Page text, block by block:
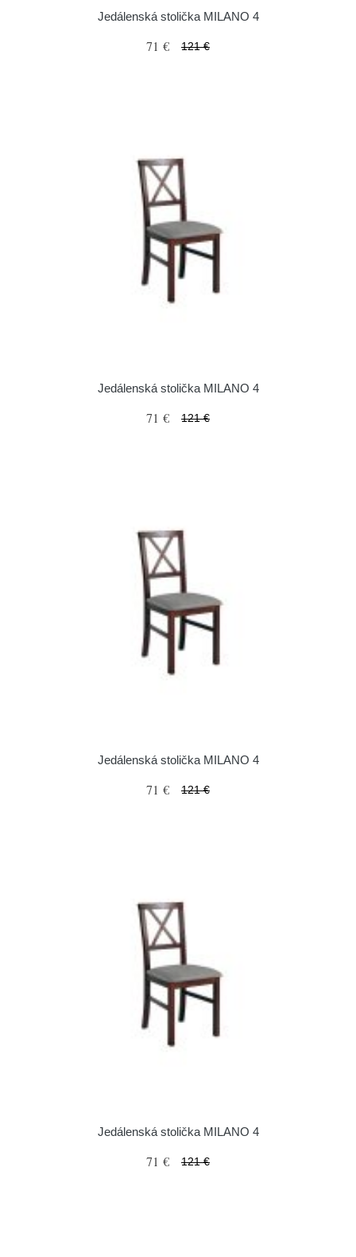
Jedálenská stolička MILANO 4
71 € 121 €
Jedálenská stolička MILANO 4
71 € 121 €
Jedálenská stolička MILANO 4
71 € 121 €
Jedálenská stolička MILANO 4
71 € 121 €